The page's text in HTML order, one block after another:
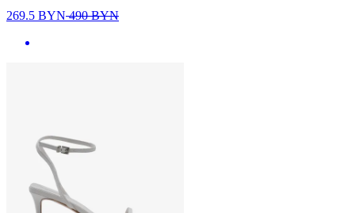
269.5 BYN490BYN